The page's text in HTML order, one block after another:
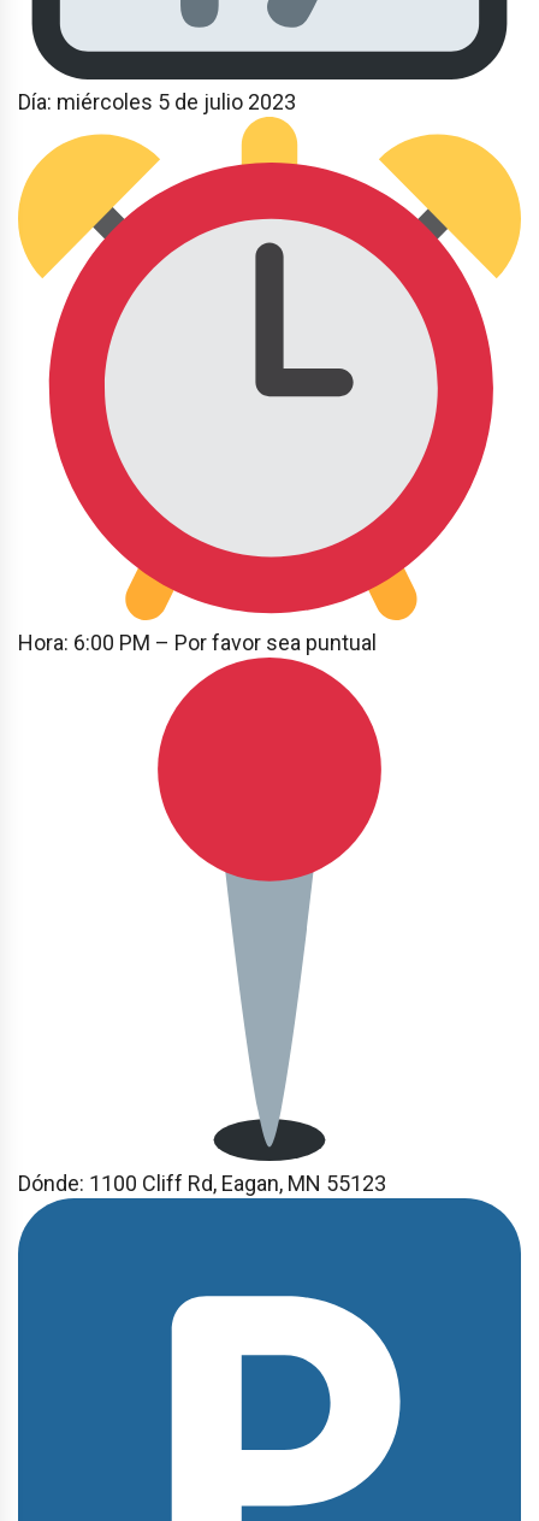
Día: miércoles 5 de julio 2023
Hora: 6:00 PM – Por favor sea puntual
Dónde: 1100 Cliff Rd, Eagan, MN 55123